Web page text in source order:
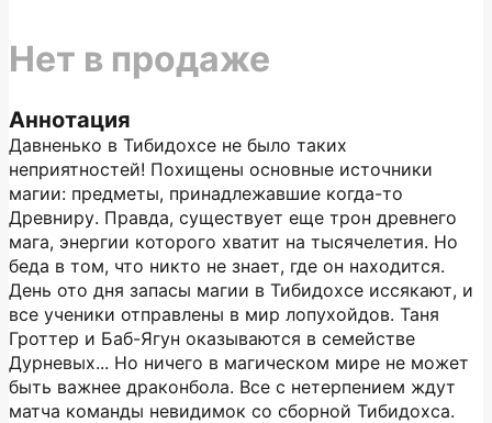
Аннотация
Давненько в Тибидохсе не было таких
неприятностей! Похищены основные источники
магии: предметы, принадлежавшие когда-то
Древниру. Правда, существует еще трон древнего
мага, энергии которого хватит на тысячелетия. Но
беда в том, что никто не знает, где он находится.
День ото дня запасы магии в Тибидохсе иссякают, и
все ученики отправлены в мир лопухойдов. Таня
Гроттер и Баб-Ягун оказываются в семействе
Дурневых... Но ничего в магическом мире не может
быть важнее драконбола. Все с нетерпением ждут
матча команды невидимок со сборной Тибидохса.
Нет в продаже